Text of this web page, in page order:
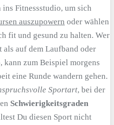
Fitnessstudio, um sich
auszupowern oder wählen
fit und gesund zu halten. Wer
auf dem Laufband oder
kann zum Beispiel morgens
eine Runde wandern gehen.
Sportart, bei der
Schwierigkeitsgraden
Du diesen Sport nicht